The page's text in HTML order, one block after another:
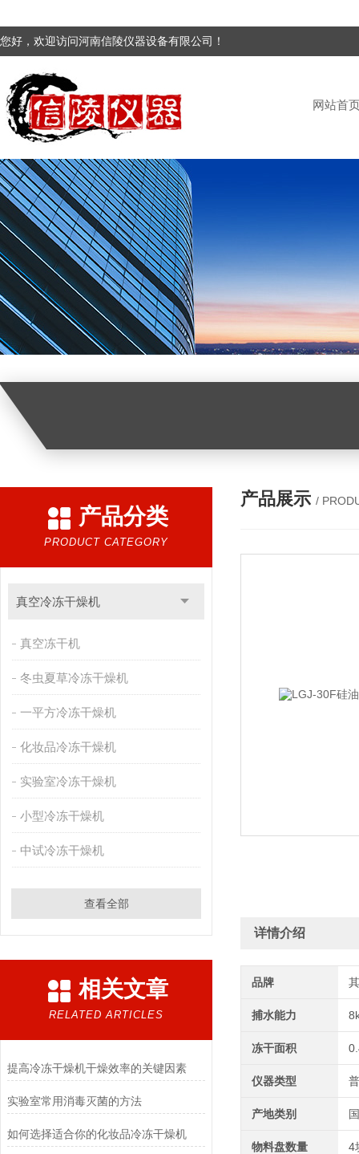
您好，欢迎访问河南信陵仪器设备有限公司！
网站首
产品分类
PRODUCT CATEGORY
真空冷冻干燥机
真空冻干机
冬虫夏草冷冻干燥机
一平方冷冻干燥机
化妆品冷冻干燥机
实验室冷冻干燥机
小型冷冻干燥机
中试冷冻干燥机
查看全部
相关文章
RELATED ARTICLES
提高冷冻干燥机干燥效率的关键因素
实验室常用消毒灭菌的方法
如何选择适合你的化妆品冷冻干燥机
产品展示 /
详情介绍
品牌
捕水能力
冻干面积
仪器类型
产地类别
物料盘数量 4